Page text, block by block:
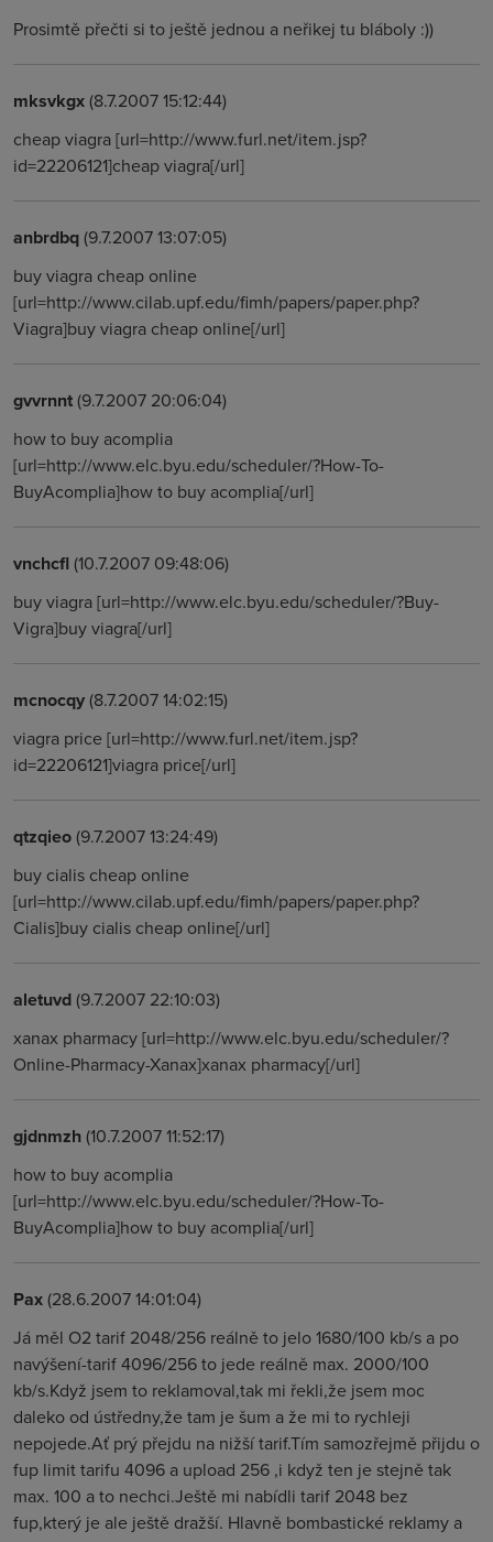
Prosimtě přečti si to ještě jednou a neřikej tu bláboly :))
mksvkgx(8.7.2007 15:12:44)
cheap viagra [url=http://www.furl.net/item.jsp?
id=22206121]cheap viagra[/url]
anbrdbq(9.7.2007 13:07:05)
buy viagra cheap online
[url=http://www.cilab.upf.edu/fimh/papers/paper.php?
Viagra]buy viagra cheap online[/url]
gvvrnnt(9.7.2007 20:06:04)
how to buy acomplia
[url=http://www.elc.byu.edu/scheduler/?How-To-
BuyAcomplia]how to buy acomplia[/url]
vnchcfl(10.7.2007 09:48:06)
buy viagra [url=http://www.elc.byu.edu/scheduler/?Buy-
Vigra]buy viagra[/url]
mcnocqy(8.7.2007 14:02:15)
viagra price [url=http://www.furl.net/item.jsp?
id=22206121]viagra price[/url]
qtzqieo(9.7.2007 13:24:49)
buy cialis cheap online
[url=http://www.cilab.upf.edu/fimh/papers/paper.php?
Cialis]buy cialis cheap online[/url]
aletuvd(9.7.2007 22:10:03)
xanax pharmacy [url=http://www.elc.byu.edu/scheduler/?
Online-Pharmacy-Xanax]xanax pharmacy[/url]
gjdnmzh(10.7.2007 11:52:17)
how to buy acomplia
[url=http://www.elc.byu.edu/scheduler/?How-To-
BuyAcomplia]how to buy acomplia[/url]
Pax(28.6.2007 14:01:04)
Já měl O2 tarif 2048/256 reálně to jelo 1680/100 kb/s a po
navýšení-tarif 4096/256 to jede reálně max. 2000/100
kb/s.Když jsem to reklamoval,tak mi řekli,že jsem moc
daleko od ústředny,že tam je šum a že mi to rychleji
nepojede.Ať prý přejdu na nižší tarif.Tím samozřejmě přijdu o
fup limit tarifu 4096 a upload 256 ,i když ten je stejně tak
max. 100 a to nechci.Ještě mi nabídli tarif 2048 bez
fup,který je ale ještě dražší. Hlavně bombastické reklamy a